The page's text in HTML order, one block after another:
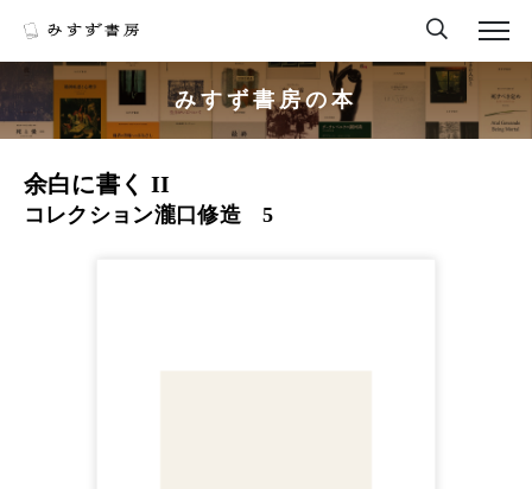
みすず書房の本
余白に書く II
コレクション瀧口修造 5